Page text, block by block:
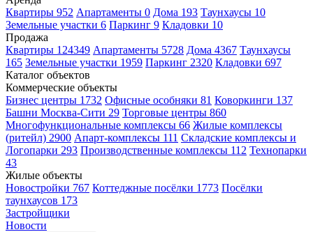
Квартиры 952 Апартаменты 0 Дома 193 Таунхаусы 10
Земельные участки 6 Паркинг 9 Кладовки 10
Продажа
Квартиры 124349 Апартаменты 5728 Дома 4367 Таунхаусы
165 Земельные участки 1959 Паркинг 2320 Кладовки 697
Каталог объектов
Коммерческие объекты
Бизнес центры 1732 Офисные особняки 81 Коворкинги 137
Башни Москва-Сити 29 Торговые центры 860
Многофункциональные комплексы 66 Жилые комплексы
(ритейл) 2900 Апарт-комплексы 111 Складские комплексы и
Логопарки 293 Производственные комплексы 112 Технопарки
43
Жилые объекты
Новостройки 767 Коттеджные посёлки 1773 Посёлки
таунхаусов 173
Застройщики
Новости